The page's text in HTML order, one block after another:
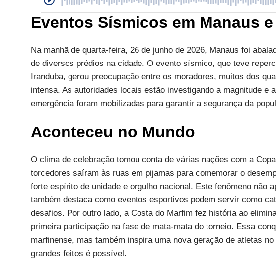
Eventos Sísmicos em Manaus
Na manhã de quarta-feira, 26 de junho de 2026, Manaus foi
de diversos prédios na cidade. O evento sísmico, que teve
Iranduba, gerou preocupação entre os moradores, muitos dos
intensa. As autoridades locais estão investigando a magnitude e
emergência foram mobilizadas para garantir a segurança da
Aconteceu no Mundo
O clima de celebração tomou conta de várias nações com a
torcedores saíram às ruas em pijamas para comemorar o
forte espírito de unidade e orgulho nacional. Este fenômeno não
também destaca como eventos esportivos podem servir como
desafios. Por outro lado, a Costa do Marfim fez história ao
primeira participação na fase de mata-mata do torneio. Essa
marfinense, mas também inspira uma nova geração de atletas
grandes feitos é possível.